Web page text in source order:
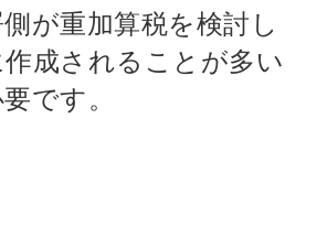
が重加算税を検討し
成されることが多い
です。